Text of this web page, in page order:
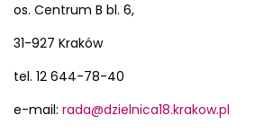
os. Centrum B bl. 6,
31-927 Kraków
tel. 12 644-78-40
e-mail: rada@dzielnica18.krakow.pl